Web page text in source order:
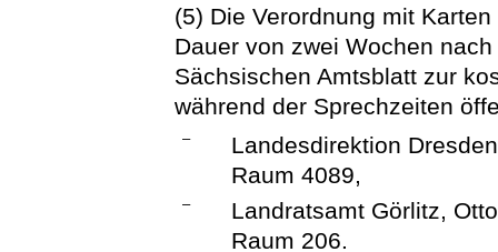
(5) Die Verordnung mit
Dauer von zwei Wochen
Sächsischen Amtsblatt zur
während der Sprechzeiten
–
Landesdirektion
Raum 4089,
–
Landratsamt Görlitz,
Raum 206.